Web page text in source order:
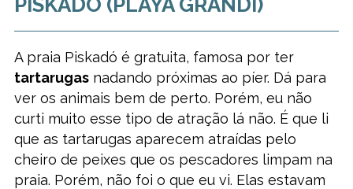
A praia Piskadó é gratuita, famosa por ter
tartarugasnadando próximas ao píer. Dá para
ver os animais bem de perto. Porém, eu não
curti muito esse tipo de atração lá não. É que li
que as tartarugas aparecem atraídas pelo
cheiro de peixes que os pescadores limpam na
praia. Porém, não foi o que eu vi. Elas estavam